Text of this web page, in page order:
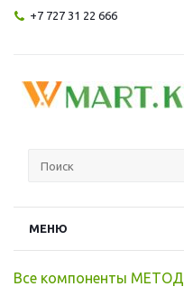
+7 727 31 22 666
МЕНЮ
Все компоненты МЕТОД